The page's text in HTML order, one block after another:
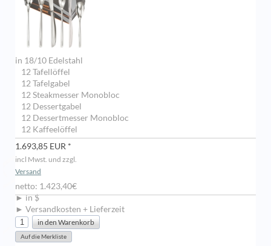
in 18/10 Edelstahl
12 Tafellöffel
12 Tafelgabel
12 Steakmesser Monobloc
12 Dessertgabel
12 Dessertmesser Monobloc
12 Kaffeelöffel
1.693,85 EUR *
incl Mwst. und zzgl.
Versand
netto: 1.423,40€
► in $
► Versandkosten + Lieferzeit